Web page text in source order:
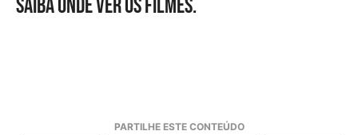
Saiba onde ver os filmes.